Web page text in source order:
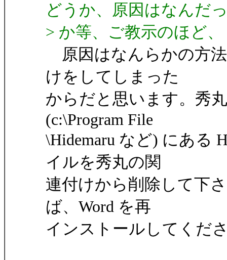
どうか、原因はなんだ
> か等、ご教示のほど、
原因はなんらかの方
けをしてしまった
からだと思います。秀
(c:\Program File
\Hidemaru など) にある
イルを秀丸の関
連付けから削除して下
ば、Word を再
インストールしてくだ